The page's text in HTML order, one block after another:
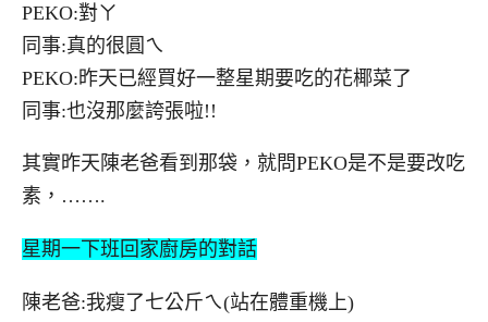
PEKO:對ㄚ
同事:真的很圓ㄟ
PEKO:昨天已經買好一整星期要吃的花椰菜了
同事:也沒那麼誇張啦!!
其實昨天陳老爸看到那袋，就問PEKO是不是要改吃
素，…….
星期一下班回家廚房的對話
陳老爸:我瘦了七公斤ㄟ(站在體重機上)